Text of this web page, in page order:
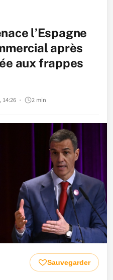
l’Espagne
après
aux frappes
14:26 2 min
Sauvegarder